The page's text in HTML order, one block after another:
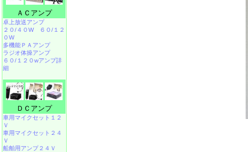
ＡＣアンプ
卓上放送アンプ
２０/４０W
６０/１２
０W
多機能ＰＡアンプ
ラジオ体操アンプ
６０/１２０wアンプ詳
細
ＤＣアンプ
車用マイクセット１２
Ｖ
車用マイクセット２４
Ｖ
船舶用アンプ２４Ｖ